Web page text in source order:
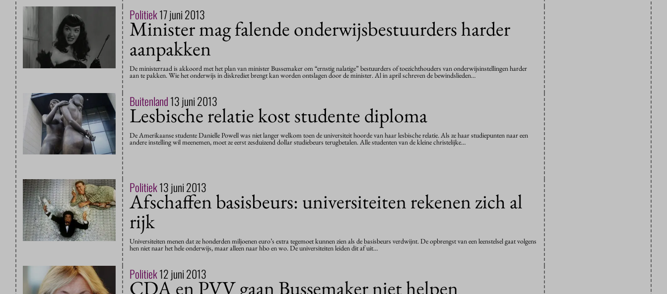
Politiek17 juni 2013
Minister mag falende onderwijsbestuurders harder
aanpakken
De ministerraad is akkoord met het plan van minister Bussemaker om “ernstig nalatige” bestuurders of toezichthouders van onderwijsinstellingen harder
aan te pakken. Wie het onderwijs in diskrediet brengt kan worden ontslagen door de minister. Al in april schreven de bewindslieden…
Buitenland13 juni 2013
Lesbische relatie kost studente diploma
De Amerikaanse studente Danielle Powell was niet langer welkom toen de universiteit hoorde van haar lesbische relatie. Als ze haar studiepunten naar een
andere instelling wil meenemen, moet ze eerst zesduizend dollar studiebeurs terugbetalen. Alle studenten van de kleine christelijke…
Politiek13 juni 2013
Afschaffen basisbeurs: universiteiten rekenen zich al
rijk
Universiteiten menen dat ze honderden miljoenen euro’s extra tegemoet kunnen zien als de basisbeurs verdwijnt. De opbrengst van een leenstelsel gaat volgens
hen niet naar het hele onderwijs, maar alleen naar hbo en wo. De universiteiten leiden dit af uit…
Politiek12 juni 2013
CDA en PVV gaan Bussemaker niet helpen